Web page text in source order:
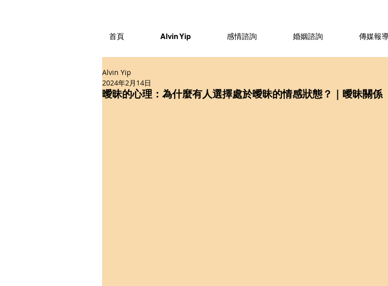
首頁 Alvin Yip 感情諮詢 婚姻諮詢 傳媒報
曖昧的心理：為什麼有人選擇處於曖昧的情感狀態？｜曖昧關係
Alvin Yip
2024年2月14日